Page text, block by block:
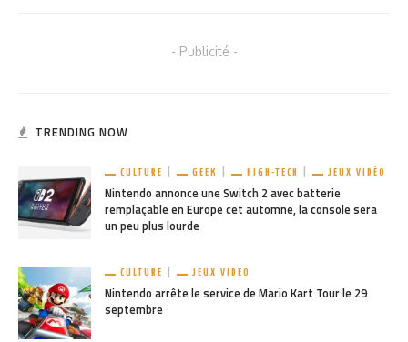
- Publicité -
TRENDING NOW
CULTURE GEEK HIGH-TECH JEUX VIDÉO
Nintendo annonce une Switch 2 avec batterie
remplaçable en Europe cet automne, la console sera
un peu plus lourde
CULTURE JEUX VIDÉO
Nintendo arrête le service de Mario Kart Tour le 29
septembre